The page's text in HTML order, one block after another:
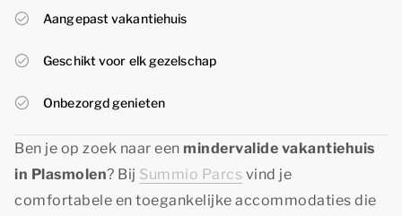
Aangepast vakantiehuis
Geschikt voor elk gezelschap
Onbezorgd genieten
Ben je op zoek naar een mindervalide vakantiehuis
in Plasmolen? Bij Summio Parcs vind je
comfortabele en toegankelijke accommodaties die